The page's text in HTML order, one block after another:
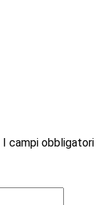
I campi obbligatori